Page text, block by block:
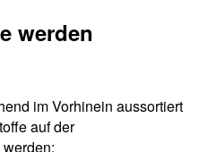
werden
im Vorhinein aussortiert
auf der